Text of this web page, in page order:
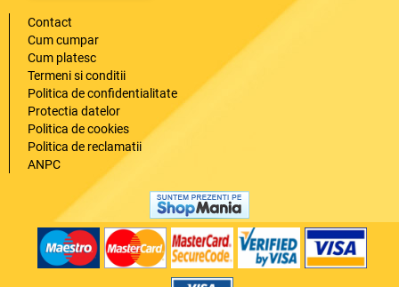
Contact
Cum cumpar
Cum platesc
Termeni si conditii
Politica de confidentialitate
Protectia datelor
Politica de cookies
Politica de reclamatii
ANPC